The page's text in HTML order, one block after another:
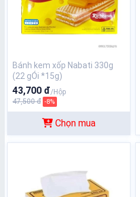
Bánh kem xốp Nabati 330g
(22 gÓi *15g)
43,700 đ/Hộp
47,500 đ -8%
Chọn mua